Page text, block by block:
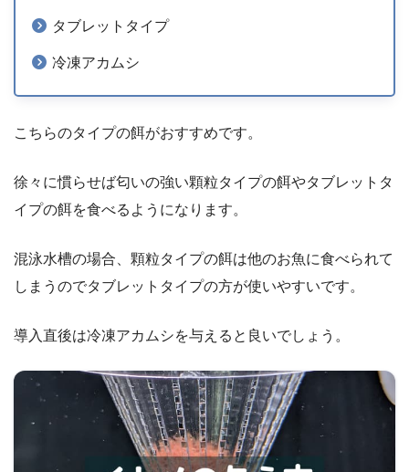
タブレットタイプ
冷凍アカムシ
こちらのタイプの餌がおすすめです。
徐々に慣らせば匂いの強い顆粒タイプの餌やタブレットタ
イプの餌を食べるようになります。
混泳水槽の場合、顆粒タイプの餌は他のお魚に食べられて
しまうのでタブレットタイプの方が使いやすいです。
導入直後は冷凍アカムシを与えると良いでしょう。